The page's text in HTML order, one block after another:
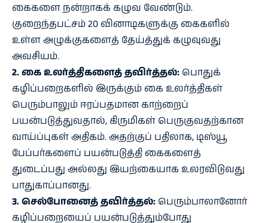
கைகளை நன்றாகக் கழுவ வேண்டும்.
குறைந்தபட்சம் 20 வினாடிகளுக்கு கைகளில்
உள்ள அழுக்குகளைத் தேய்த்துக் கழுவுவது
அவசியம்.
2. கை உலர்த்திகளைத் தவிர்த்தல்: பொதுக்
கழிப்பறைகளில் இருக்கும் கை உலர்த்திகள்
பெரும்பாலும் ஈரப்பதமான காற்றைப்
பயன்படுத்துவதால், கிருமிகள் பெருகுவதற்கான
வாய்ப்புகள் அதிகம். அதற்குப் பதிலாக, டிஸ்யூ
பேப்பர்களைப் பயன்படுத்தி கைகளைத்
துடைப்பது அல்லது இயற்கையாக உலரவிடுவது
பாதுகாப்பானது.
3. செல்போனைத் தவிர்த்தல்: பெரும்பாலானோர்
கழிப்பறையைப் பயன்படுத்தும்போது